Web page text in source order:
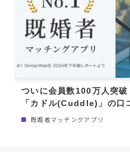
ついに会員数100万人突
「カドル(Cuddle)」の口
既婚者マッチングアプリ